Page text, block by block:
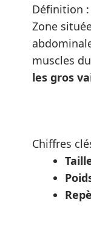
Définition
Zone
muscles
les gros
Chiffres